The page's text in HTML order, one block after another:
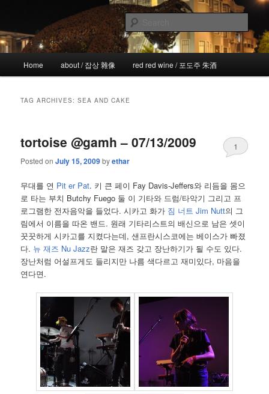
primary
content
secondary
content!wicked
the more I see the less I know
Home about / 잡상 雜像 red red wine / 포도주 朱酒
TAG ARCHIVES:SEA AND CAKE
tortoise @gamh – 07/13/2009
Posted onJuly 15, 2009byethar
1
무대를 연 Pit er Pat. 키 큰 페이 Fay Davis-Jeffers와 리듬을 몸으
로 타는 부치 Butchy Fuego 둘 이 기타와 드럼/타악기 그리고 프
로그램한 전자음악을 들었다. 시카고 화가 짐 너트 Jim Nutt의 그
림에서 이름을 따온 밴드. 원래 기타리스트의 배신으로 남은 셋이
꿋꿋하게 시카고를 지켰다는데, 샌프란시스코에는 베이스가 빠졌
다. 뉴 재즈 Nu Jazz란 말은 재즈 갖고 장난하기가 될 수도 있다.
장난처럼 어설프게도 들리지만 나름 색다르고 재미있다, 마음을
연다면.